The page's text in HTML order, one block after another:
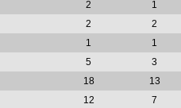
2
1
2
2
1
1
5
3
18
13
12
7